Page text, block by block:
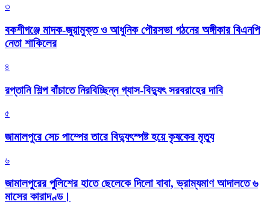
৩
বকশীগঞ্জে মাদক-জুয়ামুক্ত ও আধুনিক পৌরসভা গঠনের অঙ্গীকার বিএনপি
নেতা শাকিলের
৪
রপ্তানি শিল্প বাঁচাতে নিরবিচ্ছিন্ন গ্যাস-বিদ্যুৎ সরবরাহের দাবি
৫
জামালপুরে সেচ পাম্পের তারে বিদ্যুৎস্পষ্ট হয়ে কৃষকের মৃত্যু
৬
জামালপুরের পুলিশের হাতে ছেলেকে দিলো বাবা, ভ্রাম্যমাণ আদালতে ৬
মাসের কারাদণ্ড।